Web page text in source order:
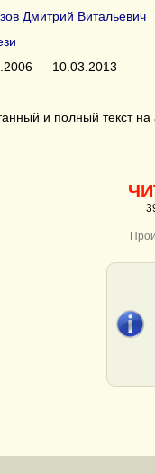
Дмитрий Витальевич
— 10.03.2013
и полный текст на